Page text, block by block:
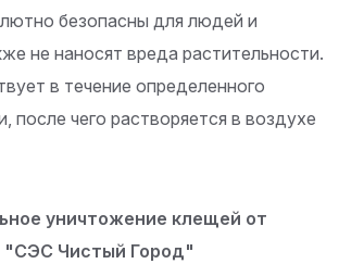
безопасны для людей и
не наносят вреда растительности.
в течение определенного
после чего растворяется в воздухе
уничтожение клещей от
Чистый Город"